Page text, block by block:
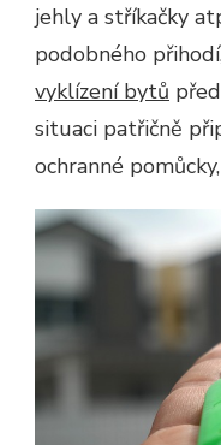
jehly a stříkačky
podobného
vyklízení bytů
situaci patřičně
ochranné